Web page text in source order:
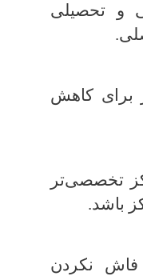
و تحصیلی
برای کاهش
تخصصی‌تر
باشد.
فاش نکردن